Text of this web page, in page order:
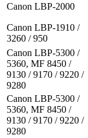
Canon LBP-2000
Canon LBP-1910 /
3260 / 950
Canon LBP-5300 /
5360, MF 8450 /
9130 / 9170 / 9220 /
9280
Canon LBP-5300 /
5360, MF 8450 /
9130 / 9170 / 9220 /
9280